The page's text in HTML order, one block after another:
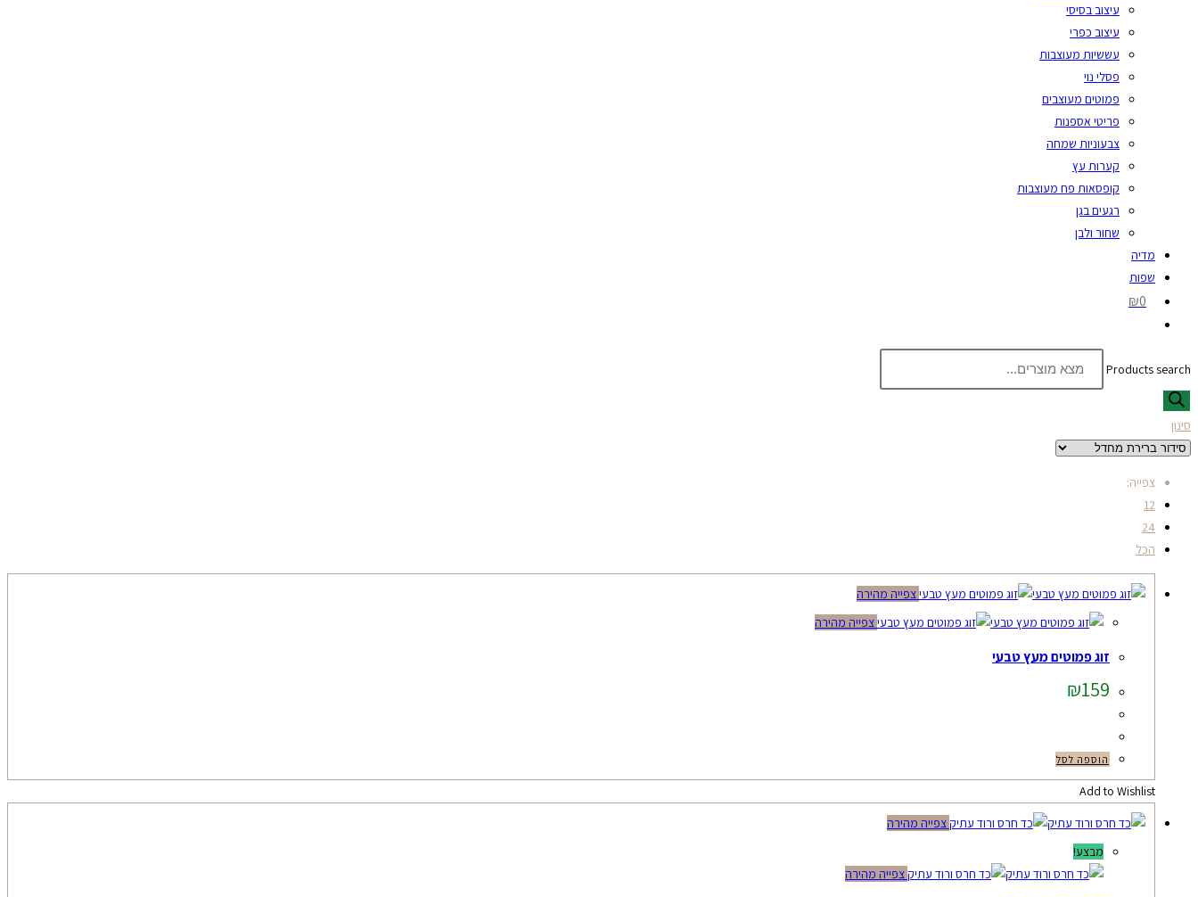
עיצוב בסיסי
עיצוב כפרי
עששיות מעוצבות
פסלי נוי
פמוטים מעוצבים
פריטי אספנות
צבעוניות שמחה
קערות עץ
קופסאות פח מעוצבות
רגעים בגן
שחור ולבן
מדיה
שפות
₪0
Products search
סינון
צפייה:
12
24
הכל
צפייה מהירה
צפייה מהירה
זוג פמוטים מעץ טבעי
₪159
הוספה לסל
Add to Wishlist
צפייה מהירה
מבצע!
צפייה מהירה